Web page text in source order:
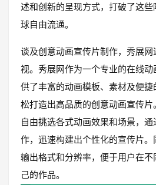
述和创新的呈现方式，打破了这
球自由流通。
谈及创意动画宣传片制作，秀展
视。秀展网作为一个专业的在线
供了丰富的动画模板、素材及便
松打造出高品质的创意动画宣传
自由挑选各式动画效果和场景，
作，迅速构建出个性化的宣传片
输出格式和分辨率，便于用户在
己的作品。